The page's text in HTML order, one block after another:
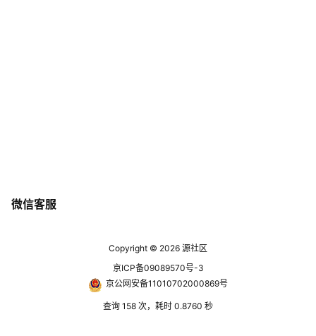
微信客服
Copyright © 2026 源社区
京ICP备09089570号-3
京公网安备11010702000869号
查询 158 次，耗时 0.8760 秒